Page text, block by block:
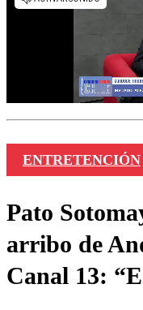
ENTRETENCIÓN
Pato
arribo de
Canal 13: